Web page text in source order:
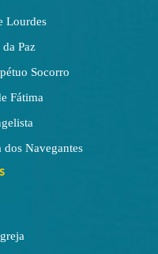
Lourdes
Paz
Socorro
Fátima
dos Navegantes